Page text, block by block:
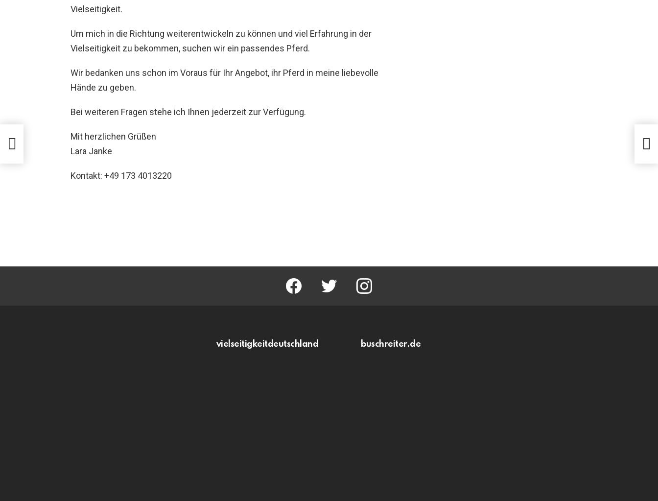
Vielseitigkeit.
Um mich in die Richtung weiterentwickeln zu können und viel Erfahrung in der
Vielseitigkeit zu bekommen, suchen wir ein passendes Pferd.
Wir bedanken uns schon im Voraus für Ihr Angebot, ihr Pferd in meine liebevolle
Hände zu geben.
Bei weiteren Fragen stehe ich Ihnen jederzeit zur Verfügung.
Mit herzlichen Grüßen
Lara Janke
Kontakt: +49 173 4013220
facebook twitter instagram
vielseitigkeitdeutschland buschreiter.de